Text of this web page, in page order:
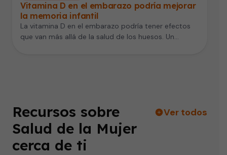
Vitamina D en el embarazo podría mejorar
la memoria infantil
La vitamina D en el embarazo podría tener efectos
que van más allá de la salud de los huesos. Un…
Recursos sobre
Salud de la Mujer
cerca de ti
Ver todos